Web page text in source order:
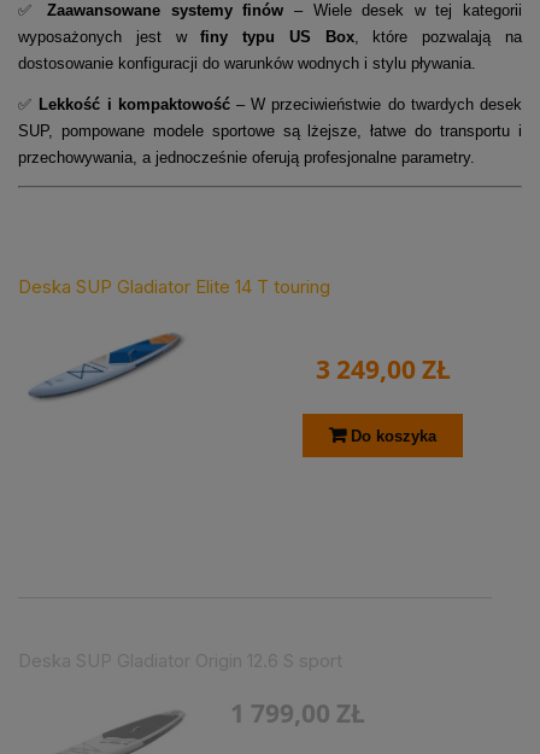
✅Zaawansowane systemy finów – Wiele desek w tej kategorii
wyposażonych jest wfiny typu US Box, które pozwalają na
dostosowanie konfiguracji do warunków wodnych i stylu pływania.
✅ Lekkość i kompaktowość– W przeciwieństwie do twardych desek
SUP, pompowane modele sportowe są lżejsze, łatwe do transportu i
przechowywania, a jednocześnie oferują profesjonalne parametry.
Deska SUP Gladiator Elite 14 T touring
3 249,00 ZŁ
Do koszyka
1 799,00 ZŁ